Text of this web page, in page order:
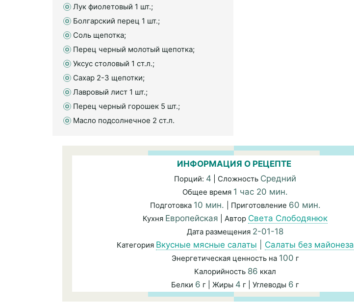
Лук фиолетовый 1 шт.;
Болгарский перец 1 шт.;
Соль щепотка;
Перец черный молотый щепотка;
Уксус столовый 1 ст.л.;
Сахар 2-3 щепотки;
Лавровый лист 1 шт.;
Перец черный горошек 5 шт.;
Масло подсолнечное 2 ст.л.
ИНФОРМАЦИЯ О РЕЦЕПТЕ
Порций: 4 | Сложность Средний
Общее время 1 час 20 мин.
Подготовка 10 мин. | Приготовление 60 мин.
Кухня Европейская | Автор Света Слободянюк
Дата размещения 2-01-18
Категория Вкусные мясные салаты Салаты без майонеза
Энергетическая ценность на 100 г
Калорийность 86 ккал
Белки 6 г | Жиры 4 г | Углеводы 6 г